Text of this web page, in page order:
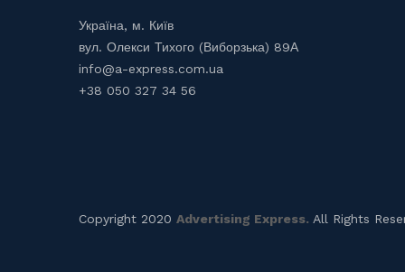
Україна, м. Київ
вул. Олекси Тихого (Виборзька) 89А
info@a-express.com.ua
+38 050 327 34 56
Copyright 2020 Advertising Express. All Rights